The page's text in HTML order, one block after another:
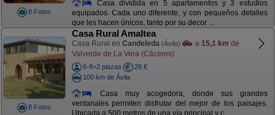
8 Fotos
Casa dividida en 5 apartamentos y 3 estudios
equipados. Cada uno diferente, y con pequeños detalles
que les hacen únicos, tanto por su decor ...
8 Fotos
Casa Rural Amaltea
Casa Rural en Candeleda (Ávila) a 15,1 km de
Valverde de La Vera (Cáceres)
6-8+2 plazas
26 €
100 km de Ávila
Casa muy acogedora, donde sus grandes
ventanales permiten disfrutar del mejor de los paisajes.